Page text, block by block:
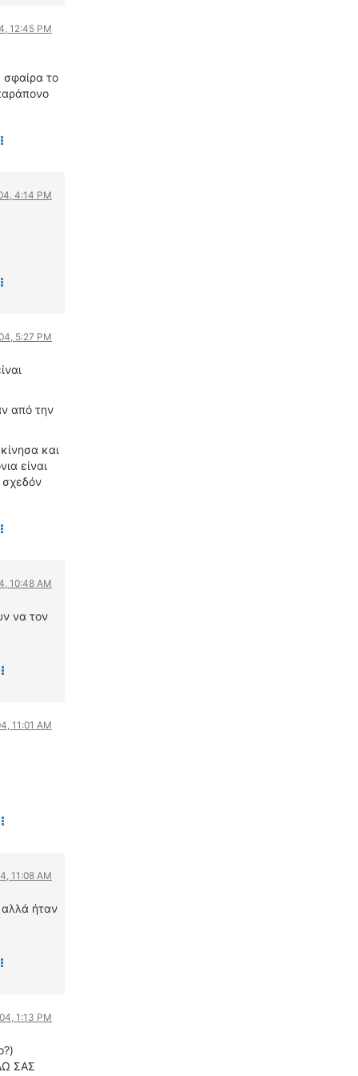
12:45 PM
σφαίρα το
4:14 PM
5:27 PM
από την
και
είναι
σχεδόν
10:48 AM
να τον
11:01 AM
11:08 AM
αλλά ήταν
1:13 PM
ΣΑΣ